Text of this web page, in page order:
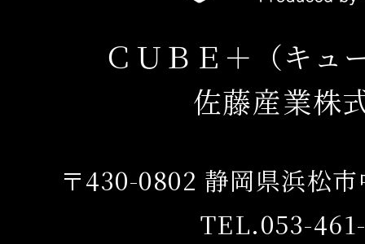
ＣＵＢＥ＋（キュ
佐藤産業株
〒430-0802 静岡県浜松
TEL.053-